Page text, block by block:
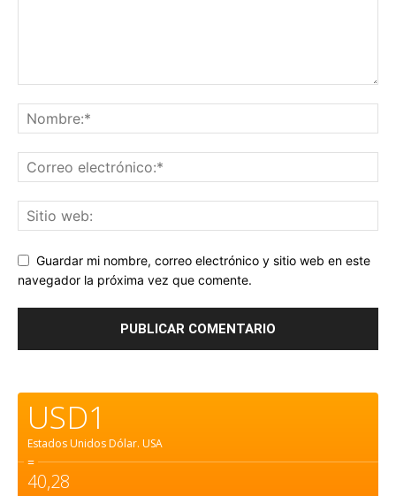
Guardar mi nombre, correo electrónico y sitio web en este
navegador la próxima vez que comente.
USD1
Estados Unidos Dólar. USA
=
40,28